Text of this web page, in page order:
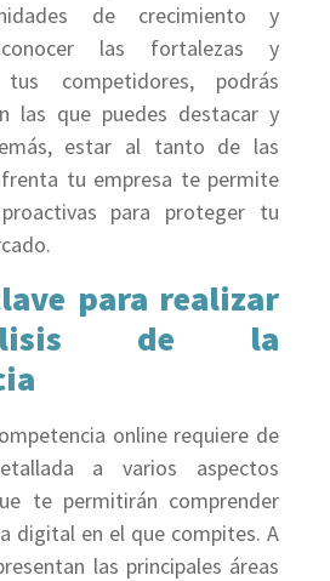
de crecimiento y
las fortalezas y
competidores, podrás
las que puedes destacar y
estar al tanto de las
tu empresa te permite
para proteger tu
para realizar
de la
online requiere de
a varios aspectos
te permitirán comprender
digital en el que compites. A
las principales áreas